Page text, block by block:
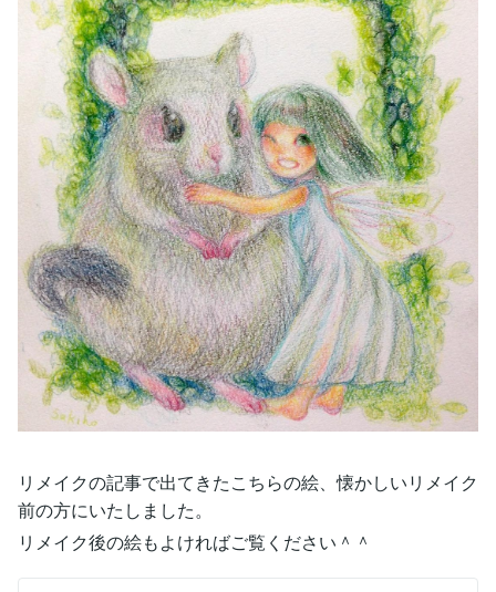
リメイクの記事で出てきたこちらの絵、懐かしいリメイク
前の方にいたしました。
リメイク後の絵もよければご覧ください＾＾